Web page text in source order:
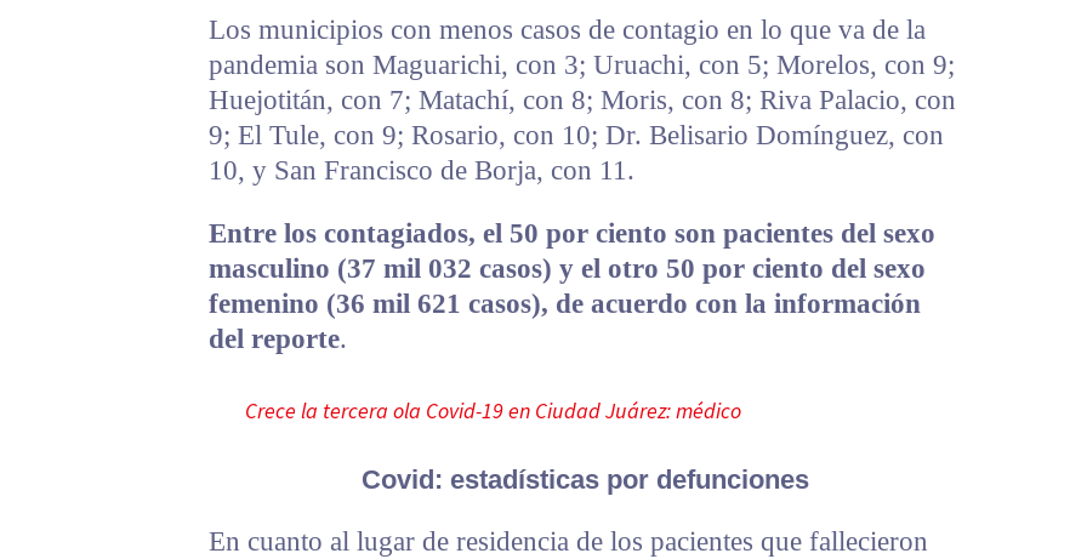
Los municipios con menos casos de contagio en lo que va de la
pandemia son Maguarichi, con 3; Uruachi, con 5; Morelos, con 9;
Huejotitán, con 7; Matachí, con 8; Moris, con 8; Riva Palacio, con
9; El Tule, con 9; Rosario, con 10; Dr. Belisario Domínguez, con
10, y San Francisco de Borja, con 11.
Entre los contagiados, el 50 por ciento son pacientes del sexo
masculino (37 mil 032 casos) y el otro 50 por ciento del sexo
femenino (36 mil 621 casos), de acuerdo con la información
del reporte.
Crece la tercera ola Covid-19 en Ciudad Juárez: médico
Covid: estadísticas por defunciones
En cuanto al lugar de residencia de los pacientes que fallecieron